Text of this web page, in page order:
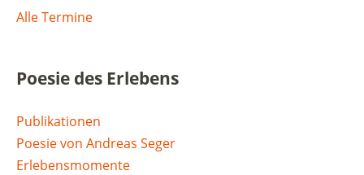
Alle Termine
Poesie des Erlebens
Publikationen
Poesie von Andreas Seger
Erlebensmomente